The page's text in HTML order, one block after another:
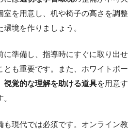
室を用意し、机や椅子の高さを調整
境を作りましょう。
に準備し、指導時にすぐに取り出せ
とも重要です。また、ホワイトボー
視覚的な理解を助ける道具を用意す
も現代では必須です。オンライン教